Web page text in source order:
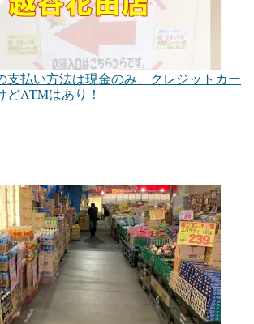
支払い方法は現金のみ、クレジットカー
どATMはあり！